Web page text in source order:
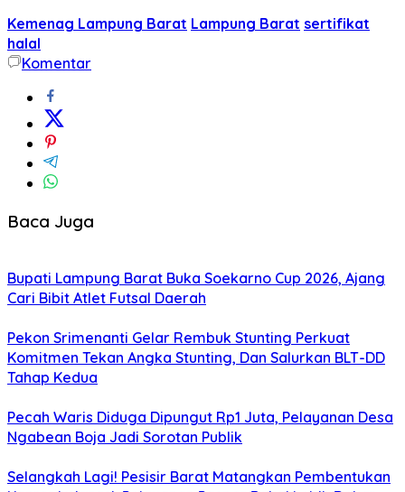
Kemenag Lampung Barat Lampung Barat sertifikat
halal
Komentar
Baca Juga
Bupati Lampung Barat Buka Soekarno Cup 2026, Ajang
Cari Bibit Atlet Futsal Daerah
Pekon Srimenanti Gelar Rembuk Stunting Perkuat
Komitmen Tekan Angka Stunting, Dan Salurkan BLT-DD
Tahap Kedua
Pecah Waris Diduga Dipungut Rp1 Juta, Pelayanan Desa
Ngabean Boja Jadi Sorotan Publik
Selangkah Lagi! Pesisir Barat Matangkan Pembentukan